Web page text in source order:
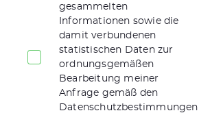
gesammelten
Informationen sowie die
damit verbundenen
statistischen Daten zur
ordnungsgemäßen
Bearbeitung meiner
Anfrage gemäß den
Datenschutzbestimmungen